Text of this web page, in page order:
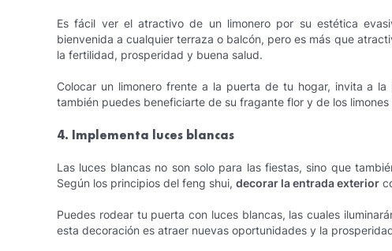
Es fácil ver el atractivo de un limonero por su estética
bienvenida a cualquier terraza o balcón, pero es más que
la fertilidad, prosperidad y buena salud.
Colocar un limonero frente a la puerta de tu hogar, invita a
también puedes beneficiarte de su fragante flor y de los
4. Implementa luces blancas
Las luces blancas no son solo para las fiestas, sino que
Según los principios del feng shui, decorar la entrada exterior
Puedes rodear tu puerta con luces blancas, las cuales
esta decoración es atraer nuevas oportunidades y la